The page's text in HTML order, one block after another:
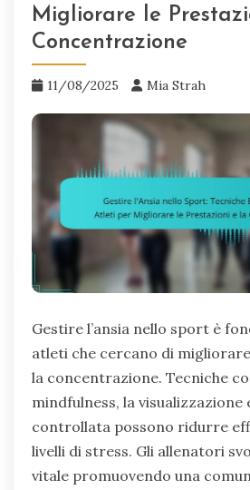
Migliorare le
Concentrazione
11/08/2025 Mia Strah
Gestire l’ansia nello sport è
atleti che cercano di
la concentrazione. Tecniche
mindfulness, la
controllata possono ridurre
livelli di stress. Gli allenatori
vitale promuovendo una